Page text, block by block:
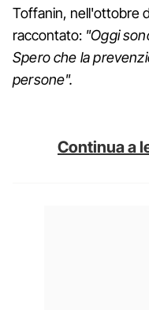
Toffanin, nell'ottobre
raccontato: "Oggi
Spero che la
persone".
Continua a